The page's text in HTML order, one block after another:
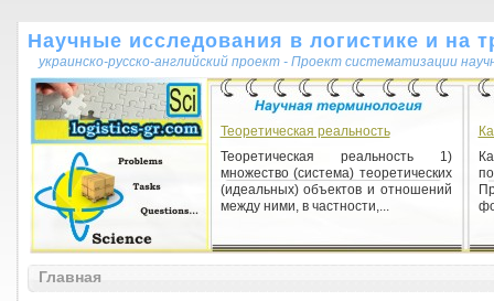
Научные исследования в логистике и на
украинско-русско-английский проект - Проект систематизации
Теоретическая реальность
Теоретическая реальность 1)
множество (система) теоретических
(идеальных) объектов и отношений
между ними, в частности,...
Ветви дерева целей
Главная